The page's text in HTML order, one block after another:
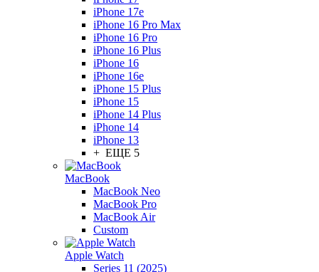
iPhone 17e
iPhone 16 Pro Max
iPhone 16 Pro
iPhone 16 Plus
iPhone 16
iPhone 16e
iPhone 15 Plus
iPhone 15
iPhone 14 Plus
iPhone 14
iPhone 13
+ ЕЩЕ 5
MacBook
MacBook Neo
MacBook Pro
MacBook Air
Custom
Apple Watch
Series 11 (2025)